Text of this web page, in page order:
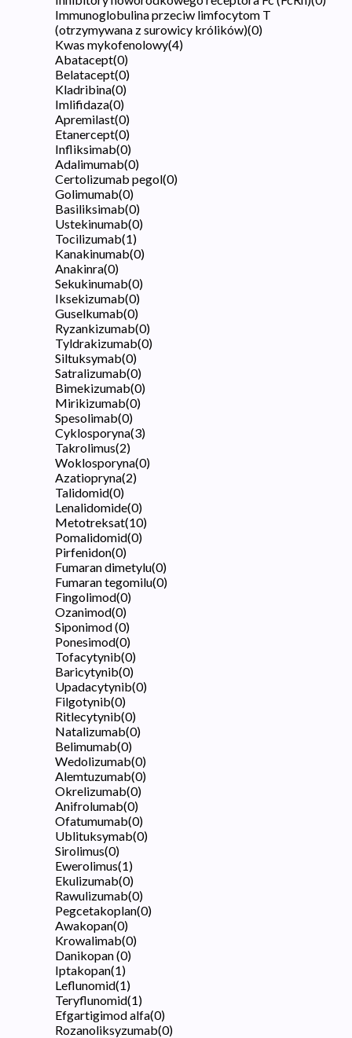
Immunoglobulina przeciw limfocytom T
(otrzymywana z surowicy królików)(0)
Kwas mykofenolowy(4)
Abatacept(0)
Belatacept(0)
Kladribina(0)
Imlifidaza(0)
Apremilast(0)
Etanercept(0)
Infliksimab(0)
Adalimumab(0)
Certolizumab pegol(0)
Golimumab(0)
Basiliksimab(0)
Ustekinumab(0)
Tocilizumab(1)
Kanakinumab(0)
Anakinra(0)
Sekukinumab(0)
Iksekizumab(0)
Guselkumab(0)
Ryzankizumab(0)
Tyldrakizumab(0)
Siltuksymab(0)
Satralizumab(0)
Bimekizumab(0)
Mirikizumab(0)
Spesolimab(0)
Cyklosporyna(3)
Takrolimus(2)
Woklosporyna(0)
Azatiopryna(2)
Talidomid(0)
Lenalidomide(0)
Metotreksat(10)
Pomalidomid(0)
Pirfenidon(0)
Fumaran dimetylu(0)
Fumaran tegomilu(0)
Fingolimod(0)
Ozanimod(0)
Siponimod(0)
Ponesimod(0)
Tofacytynib(0)
Baricytynib(0)
Upadacytynib(0)
Filgotynib(0)
Ritlecytynib(0)
Natalizumab(0)
Belimumab(0)
Wedolizumab(0)
Alemtuzumab(0)
Okrelizumab(0)
Anifrolumab(0)
Ofatumumab(0)
Ublituksymab(0)
Sirolimus(0)
Ewerolimus(1)
Ekulizumab(0)
Rawulizumab(0)
Pegcetakoplan(0)
Awakopan(0)
Krowalimab(0)
Danikopan(0)
Iptakopan(1)
Leflunomid(1)
Teryflunomid(1)
Efgartigimod alfa(0)
Rozanoliksyzumab(0)